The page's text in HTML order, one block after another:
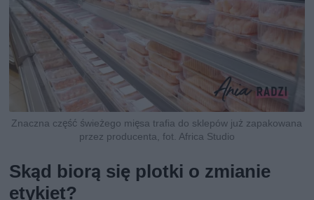
Znaczna część świeżego mięsa trafia do sklepów już zapakowana
przez producenta, fot. Africa Studio
Skąd biorą się plotki o zmianie
etykiet?